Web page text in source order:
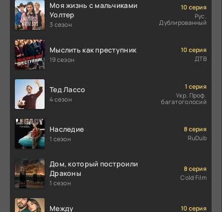
Моя жизнь с мальчиками
Уолтер
3 сезон
10 серия
Рус.
Дублированный
Мыслить как преступник
19 сезон
10 серия
ДТВ
Тед Лассо
4 сезон
1 серия
Укр. Проф.
багатоголосий
Наследие
1 сезон
8 серия
RuDub
Дом, который построили
Драконы
1 сезон
8 серия
Cold Film
Между
10 серия